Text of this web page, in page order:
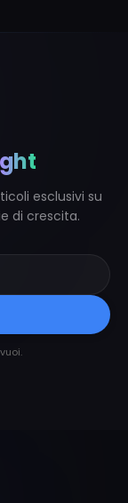
esclusivi su
di crescita.